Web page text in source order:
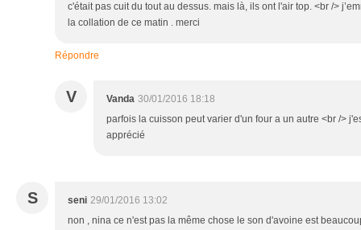
c'était pas cuit du tout au dessus. mais là, ils ont l'air top. <br />
la collation de ce matin . merci
Répondre
V Vanda 30/01/2016 18:18
parfois la cuisson peut varier d'un four a un autre <br />
apprécié
S seni 29/01/2016 13:02
non , nina ce n'est pas la même chose le son d'avoine est